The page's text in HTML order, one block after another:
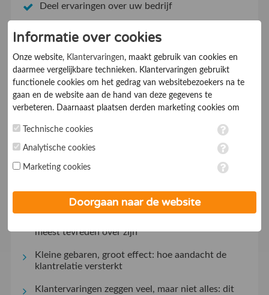
Deel ervaringen over uw bedrijf
Lees recente artikelen
Cookiebanner op orde? Waarom ondernemers
daar in 2026 niet meer mee kunnen wachten
verbouwklus echt makkelijker?
meest tevreden over zijn
Kleine gebaren, groot effect: hoe aandacht de
klantrelatie versterkt
Klantervaringen zeggen veel, maar niet alles: dit
Informatie over cookies
Onze website, Klantervaringen, maakt gebruik van cookies en
daarmee vergelijkbare technieken. Klantervaringen gebruikt
functionele cookies om het gedrag van websitebezoekers na te
gaan en de website aan de hand van deze gegevens te
verbeteren. Daarnaast plaatsen derden marketing cookies om
marketing cookies worden persoonsgegevens verwerkt. Je geeft
toestemming voor deze verwerking wanneer je hieronder een
op ieder moment aanpassen in de
. Lees voor meer
Technische cookies
Analytische cookies
Marketing cookies
Doorgaan naar de website